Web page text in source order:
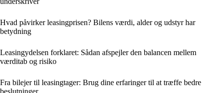
Hvad påvirker leasingprisen? Bilens værdi, alder og udstyr har
betydning
Leasingydelsen forklaret: Sådan afspejler den balancen mellem
værditab og risiko
Fra bilejer til leasingtager: Brug dine erfaringer til at træffe bedre
beslutninger